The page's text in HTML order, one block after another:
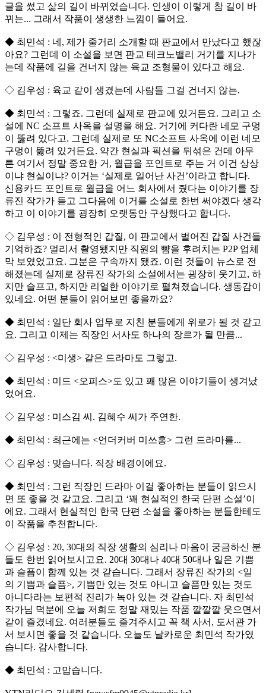
글을 썼고 삶의 길이 바뀌었습니다. 인생이 이렇게 참 길이 바
뀌는... 그래서 작품이 생생한 느낌이 들어요.
◆ 최민석 : 네, 제가 줄거리 소개할 때 판교에서 만났다고 했잖
아요? 그런데 이 소설을 보면 판교 테크노밸리 거기를 지나가
는데 작품에 길을 건너지 않는 육교 조형물이 있다고 해요.
◇ 김우성 : 육교 같이 생겼는데 사람들 그걸 건너지 않는.
◆ 최민석 : 그렇죠. 그런데 실제로 판교에 있거든요. 그리고 소
설에 NC 소프트 사옥을 설명을 해요. 거기에 커다란 네모 구멍
이 뚫려 있다고. 그런데 실제로 또 NC소프트 사옥에 이런 네모
구멍이 뚫려 있거든요. 약간 현실과 픽션을 뒤섞은 건데 아무
튼 여기서 정말 중요한 거, 월급을 포인트로 주는 거 이건 상상
이냐 현실이냐? 이거는 ‘실제로 일어난 사건’이라고 합니다.
신용카드 포인트로 월급을 어느 회사에서 줬다는 이야기를 장
류진 작가가 듣고 그다음에 이거를 소설로 한번 써야겠다 생각
하고 이 이야기를 굉장히 오랫동안 구상했다고 합니다.
◇ 김우성 : 이 전형적인 갑질, 이 판교에서 벌어진 갑질 사건들
기억하죠? 멀리서 촬영됐지만 직원의 뺨을 후려치는 P2P 업체
막 보였었고요. 그분은 구속까지 됐죠. 이런 것들이 뉴스로 전
해졌는데 실제로 장류진 작가의 소설에서는 굉장히 웃기고, 하
지만 슬프고, 하지만 리얼한 이야기로 펼쳐졌습니다. 생동감이
있네요. 어떤 분들이 읽어보면 좋을까요?
◆ 최민석 : 일단 회사 업무로 지친 분들에게 위로가 될 것 같고
요. 그리고 이제는 직장인 서사도 하나의 장르가 될 만큼...
◇ 김우성 : <미생> 같은 드라마도 그렇고.
◆ 최민석 : 미드 <오피스>도 있고 꽤 많은 이야기들이 생겨났
었어요.
◇ 김우성 : 미스김 씨. 김혜수 씨가 주연한.
◆ 최민석 : 최근에는 <언더커버 미쓰홍> 그런 드라마를...
◇ 김우성 : 맞습니다. 직장 배경이에요.
◆ 최민석 : 그런 직장인 드라마 이걸 좋아하는 분들이 읽으시
면 또 좋을 것 같고요. 그리고 ‘꽤 현실적인 한국 단편 소설’이
에요. 그래서 현실적인 한국 단편 소설을 좋아하는 분들한테도
이 작품을 추천합니다.
◇ 김우성 : 20, 30대의 직장 생활의 심리나 마음이 궁금하신 분
들도 한번 읽어보시고요. 20대 30대나 40대 50대나 일은 기쁨
과 슬픔이 함께 있는 것 같습니다. 그래서 장류진 작가의 <일
의 기쁨과 슬픔>, 기쁨만 있는 것도 아니고 슬픔만 있는 것도
아니다라는 보편적 진리가 녹아 있는 것 같습니다. 자 최민석
작가님 덕분에 오늘 저희도 정말 재밌는 작품 깔깔깔 웃으면서
같이 즐겼네요. 여러분들도 즐겨주시고 꼭 책 사서, 도서관 가
서 보시면 좋을 것 같습니다. 오늘도 날카로운 최민석 작가였
습니다. 감사합니다.
◆ 최민석 : 고맙습니다.